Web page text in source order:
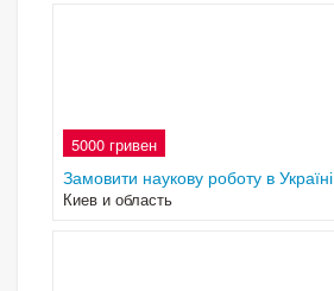
5000 гривен
Замовити наукову роботу в Україні
Киев и область